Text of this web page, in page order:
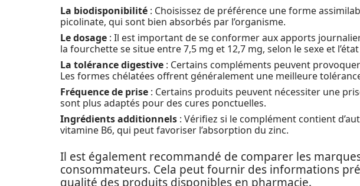
La biodisponibilité : Choisissez de préférence une forme
picolinate, qui sont bien absorbés par l’organisme.
Le dosage : Il est important de se conformer aux apports
la fourchette se situe entre 7,5 mg et 12,7 mg, selon le sexe et
La tolérance digestive : Certains compléments peuvent
Les formes chélatées offrent généralement une meilleure
Fréquence de prise : Certains produits peuvent nécessiter une
sont plus adaptés pour des cures ponctuelles.
Ingrédients additionnels : Vérifiez si le complément contient
vitamine B6, qui peut favoriser l’absorption du zinc.
Il est également recommandé de comparer les
consommateurs. Cela peut fournir des informations
qualité des produits disponibles en pharmacie.